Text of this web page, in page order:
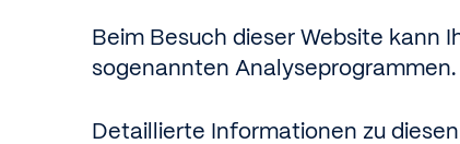
Beim Besuch dieser Website
sogenannten Analyseprogrammen.
Detaillierte Informationen zu